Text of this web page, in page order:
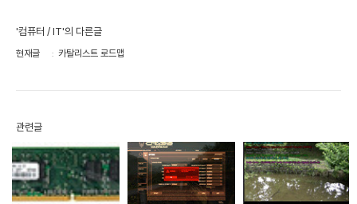
'컴퓨터 / IT'의 다른글
현재글 카탈리스트 로드맵
관련글